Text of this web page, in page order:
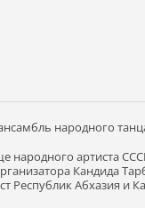
народного
артиста
Кандида
Республик Абхазия и